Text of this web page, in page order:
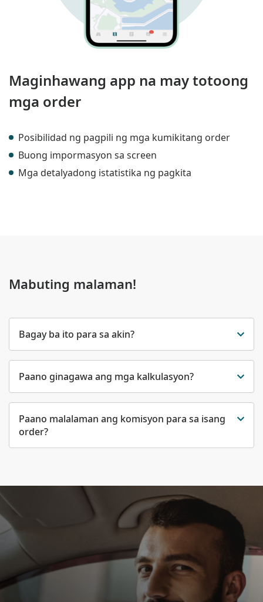
Maginhawang app na may totoong
mga order
Posibilidad ng pagpili ng mga kumikitang order
Buong impormasyon sa screen
Mga detalyadong istatistika ng pagkita
Mabuting malaman!
Bagay ba ito para sa akin?
Paano ginagawa ang mga kalkulasyon?
Paano malalaman ang komisyon para sa isang
order?